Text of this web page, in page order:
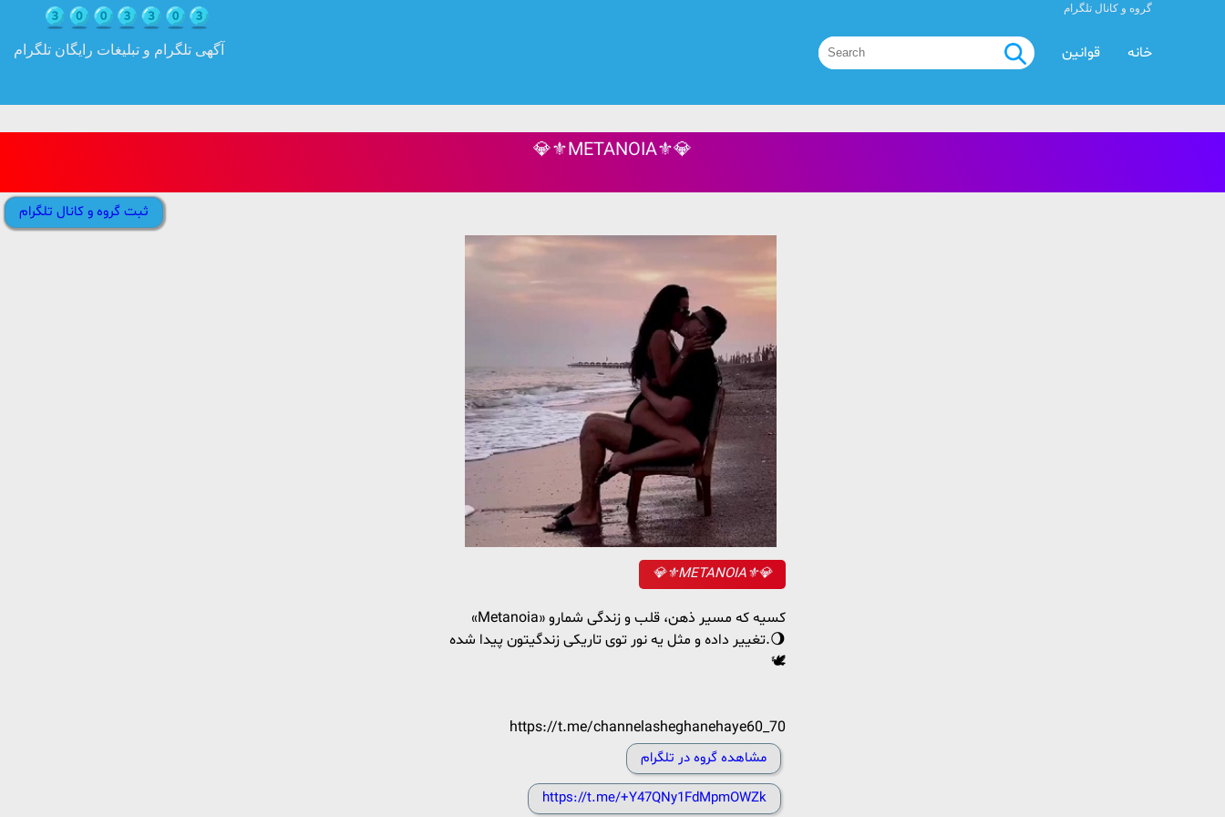
آگهی تلگرام و تبلیغات رایگان تلگرام
گروه و کانال تلگرام
قوانین خانه
💎⚜️METANOIA⚜️💎
ثبت گروه و کانال تلگرام
💎⚜️METANOIA⚜️💎
«Metanoia» کسیه که مسیر ذهن، قلب و زندگی شمارو
تغییر داده و مثل یه نور توی تاریکی زندگیتون پیدا شده.🌖
🕊️
https://t.me/channelasheghanehaye60_70
مشاهده گروه در تلگرام
https://t.me/+Y47QNy1FdMpmOWZk